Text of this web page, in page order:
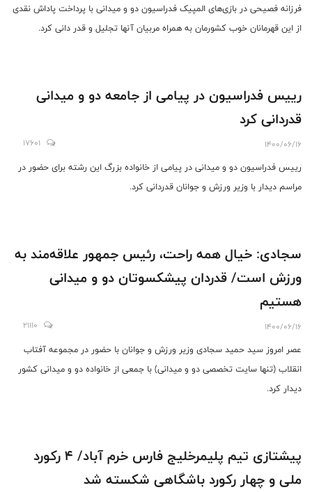
فرزانه فصیحی در بازی‌های المپیک فدراسیون دو و میدانی با پرداخت پاداش نقدی
از این قهرمانان خوب کشورمان به همراه مربیان آنها تجلیل و قدر دانی کرد.
رییس فدراسیون در پیامی از جامعه دو و میدانی
قدردانی کرد
1400/06/16
17601
رییس فدراسیون دو و میدانی در پیامی از خانواده بزرگ این رشته برای حضور در
مراسم دیدار با وزیر ورزش و جوانان قدردانی کرد.
سجادی: خیال همه راحت، رئیس جمهور علاقه‌مند به
ورزش است/ قدردان پیشکسوتان دو و میدانی
هستیم
1400/06/16
21110
عصر امروز‌ سید حمید سجادی وزیر ورزش و جوانان با حضور در مجموعه آفتاب
انقلاب (تنها سایت تخصصی دو و میدانی) با جمعی از خانواده دو و میدانی کشور
دیدار کرد.
پیشتازی تیم پلیمرخلیج فارس خرم آباد/ ۴ رکورد
ملی و چهار رکورد باشگاهی شکسته شد